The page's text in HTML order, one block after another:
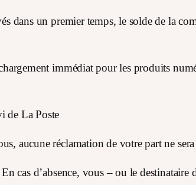
dans un premier temps, le solde de la
immédiat pour les produits
de La Poste
aucune réclamation de votre part ne sera
cas d’absence, vous – ou le